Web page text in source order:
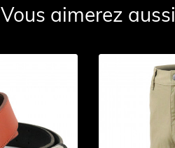
Vous aimerez aussi